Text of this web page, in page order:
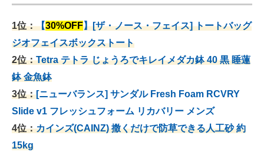
1位：【30%OFF】[ザ・ノース・フェイス] トートバッグ
ジオフェイスボックストート
2位：Tetra テトラ じょうろでキレイメダカ鉢 40 黒 睡蓮
鉢 金魚鉢
3位：[ニューバランス] サンダル Fresh Foam RCVRY
Slide v1 フレッシュフォーム リカバリー メンズ
4位：カインズ(CAINZ) 撒くだけで防草できる人工砂 約
15kg